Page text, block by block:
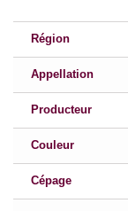
Région
Appellation
Producteur
Couleur
Cépage